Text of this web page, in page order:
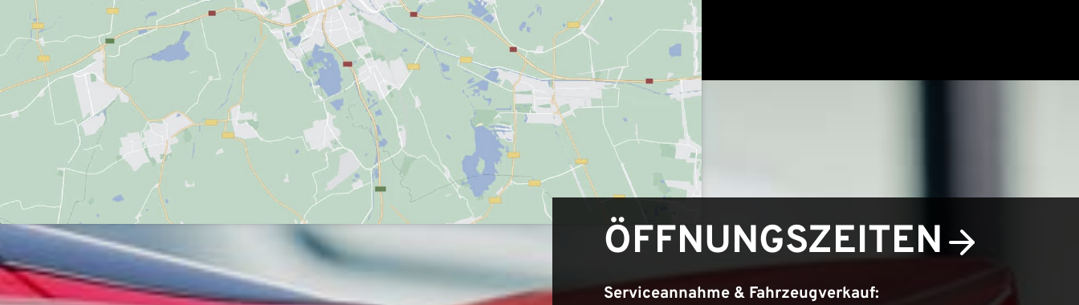
ÖFFNUNGS­ZEITEN
Serviceannahme & Fahrzeugverkauf: